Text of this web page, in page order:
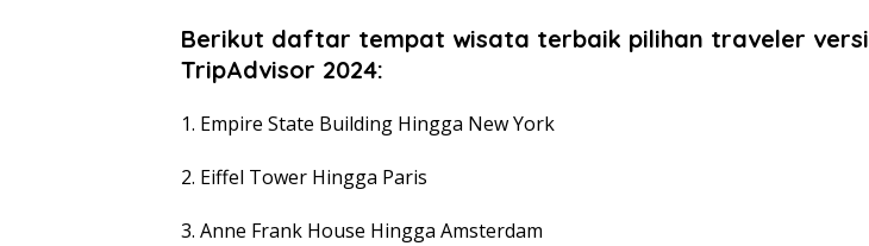
Berikut daftar tempat wisata terbaik pilihan traveler versi
TripAdvisor 2024:
1. Empire State Building Hingga New York
2. Eiffel Tower Hingga Paris
3. Anne Frank House Hingga Amsterdam